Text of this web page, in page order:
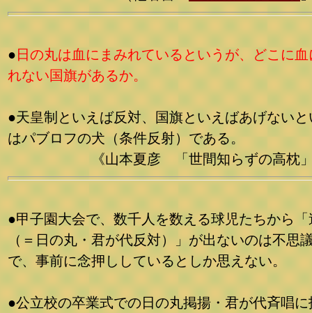
● 日の丸は血にまみれているというが、どこに
れない国旗があるか。
●天皇制といえば反対、国旗といえばあげないと
はパブロフの犬（条件反射）である。
《山本夏彦 「世間知らずの高枕」
●甲子園大会で、数千人を数える球児たちから「
（＝日の丸・君が代反対）」が出ないのは不思
で、事前に念押ししているとしか思えない。
●公立校の卒業式での日の丸掲揚・君が代斉唱に